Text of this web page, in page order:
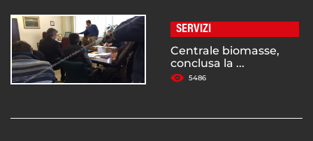
SERVIZI
Centrale biomasse,
conclusa la ...
5486